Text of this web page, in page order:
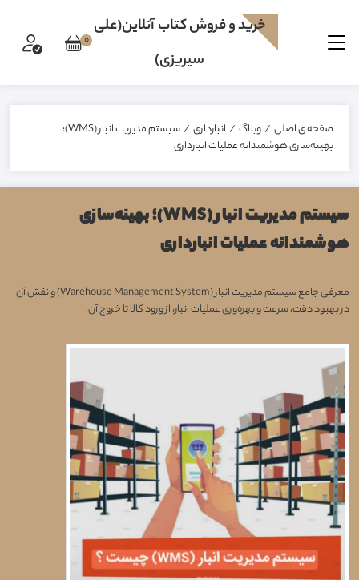
0
خرید و فروش کتاب آنلاین(علی
سیریزی)
صفحه ی اصلی / وبلاگ / انبارداری /
سیستم مدیریت انبار (WMS)؛
بهینه‌سازی هوشمندانه عملیات انبارداری
سیستم مدیریت انبار (WMS)؛ بهینه‌سازی
هوشمندانه عملیات انبارداری
معرفی جامع سیستم مدیریت انبار (Warehouse Management System) و نقش آن
در بهبود دقت، سرعت و بهره‌وری عملیات انبار، از ورود کالا تا خروج آن.